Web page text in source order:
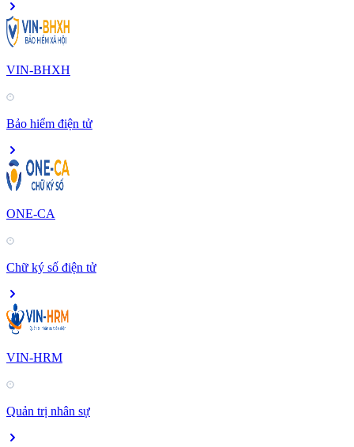
VIN-BHXH
Bảo hiểm điện tử
ONE-CA
Chữ ký số điện tử
VIN-HRM
Quản trị nhân sự